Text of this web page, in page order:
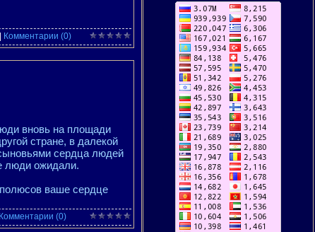
Комментарии (0)
вновь на площади
стране, в далекой
сердца людей
люди ожидали.
ваше сердце
Комментарии (0)